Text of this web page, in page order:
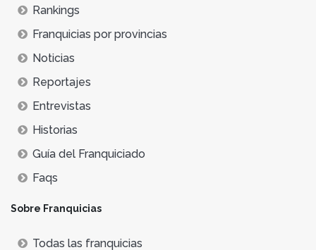
Rankings
Franquicias por provincias
Noticias
Reportajes
Entrevistas
Historias
Guía del Franquiciado
Faqs
Sobre Franquicias
Todas las franquicias